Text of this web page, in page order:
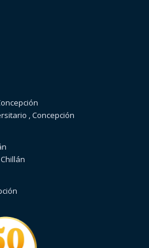
, Concepción